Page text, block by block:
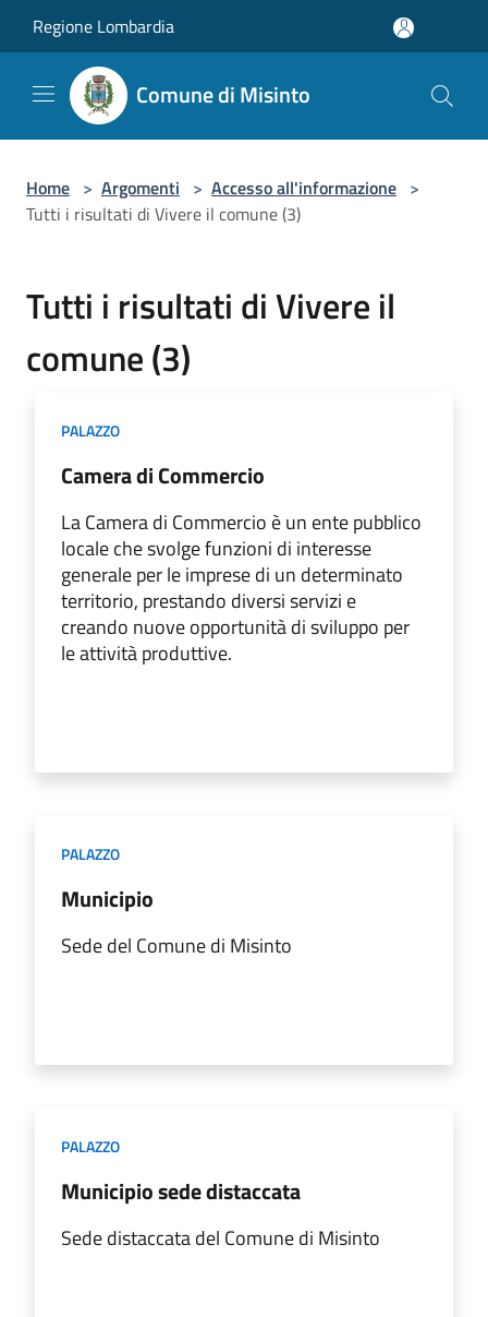
Regione Lombardia
Comune di Misinto
Home > Argomenti > Accesso all'informazione >
Tutti i risultati di Vivere il comune (3)
Tutti i risultati di Vivere il
comune (3)
PALAZZO
Camera di Commercio
La Camera di Commercio è un ente pubblico
locale che svolge funzioni di interesse
generale per le imprese di un determinato
territorio, prestando diversi servizi e
creando nuove opportunità di sviluppo per
le attività produttive.
PALAZZO
Municipio
Sede del Comune di Misinto
PALAZZO
Municipio sede distaccata
Sede distaccata del Comune di Misinto